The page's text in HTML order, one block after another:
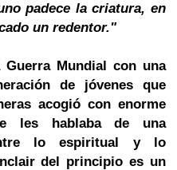
padece la criatura, en
un redentor."
Guerra Mundial con una
de jóvenes que
acogió con enorme
les hablaba de una
lo espiritual y lo
del principio es un